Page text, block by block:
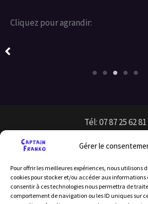
Gérer le
Pour offrir les meilleures expériences, nous utilisons
cookies pour stocker et/ou accéder aux informations
consentir à ces technologies nous permettra de
comportement de navigation ou les ID uniques sur
Cliquez pour agrandir:
Tél: 07 87 25 62 81